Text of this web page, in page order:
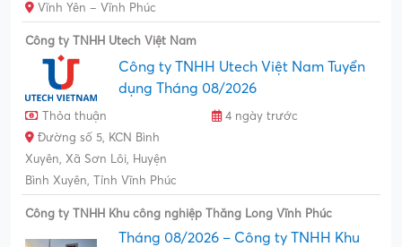
Vĩnh Yên – Vĩnh Phúc
Công ty TNHH Utech Việt Nam
Công ty TNHH Utech Việt Nam Tuyển
dụng Tháng 08/2026
Thỏa thuận
4 ngày trước
Đường số 5, KCN Bình
Xuyên, Xã Sơn Lôi, Huyện
Bình Xuyên, Tỉnh Vĩnh Phúc
Công ty TNHH Khu công nghiệp Thăng Long Vĩnh Phúc
Tháng 08/2026 – Công ty TNHH Khu